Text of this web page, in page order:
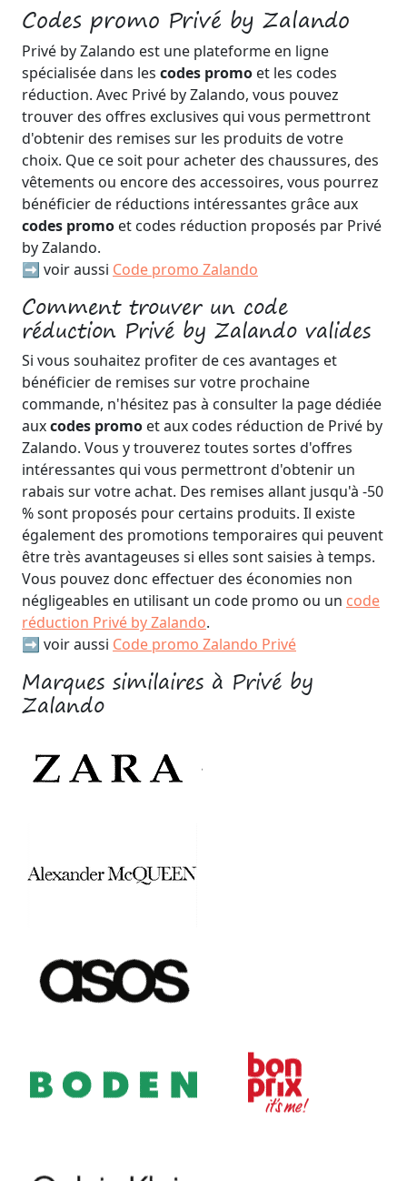
Codes promo Privé by Zalando
Privé by Zalando est une plateforme en ligne
spécialisée dans les codes promo et les codes
réduction. Avec Privé by Zalando, vous pouvez
trouver des offres exclusives qui vous permettront
d'obtenir des remises sur les produits de votre
choix. Que ce soit pour acheter des chaussures, des
vêtements ou encore des accessoires, vous pourrez
bénéficier de réductions intéressantes grâce aux
codes promo et codes réduction proposés par Privé
by Zalando.
➡️ voir aussi Code promo Zalando
Comment trouver un code
réduction Privé by Zalando valides
Si vous souhaitez profiter de ces avantages et
bénéficier de remises sur votre prochaine
commande, n'hésitez pas à consulter la page dédiée
auxcodes promo et aux codes réduction de Privé by
Zalando. Vous y trouverez toutes sortes d'offres
intéressantes qui vous permettront d'obtenir un
rabais sur votre achat. Des remises allant jusqu'à -50
% sont proposés pour certains produits. Il existe
également des promotions temporaires qui peuvent
être très avantageuses si elles sont saisies à temps.
Vous pouvez donc effectuer des économies non
négligeables en utilisant un code promo ou un code
réduction Privé by Zalando.
➡️ voir aussi Code promo Zalando Privé
Marques similaires à Privé by
Zalando